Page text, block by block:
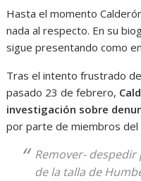
Hasta el momento
nada al respecto. En su
sigue presentando como
Tras el intento frustrado
pasado 23 de febrero,
investigación sobre
por parte de miembros del
Remover-
de la talla de